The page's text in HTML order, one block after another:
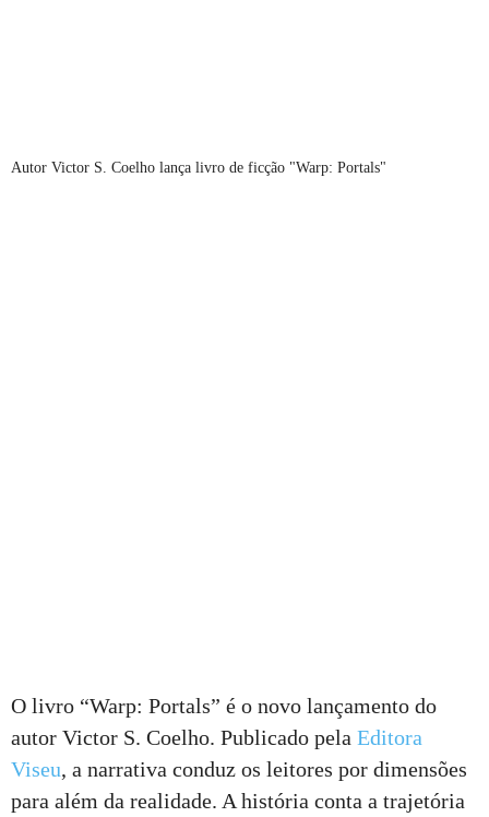
Autor Victor S. Coelho lança livro de ficção "Warp: Portals"
O livro “Warp: Portals” é o novo lançamento do
autor Victor S. Coelho. Publicado pela Editora
Viseu, a narrativa conduz os leitores por dimensões
para além da realidade. A história conta a trajetória